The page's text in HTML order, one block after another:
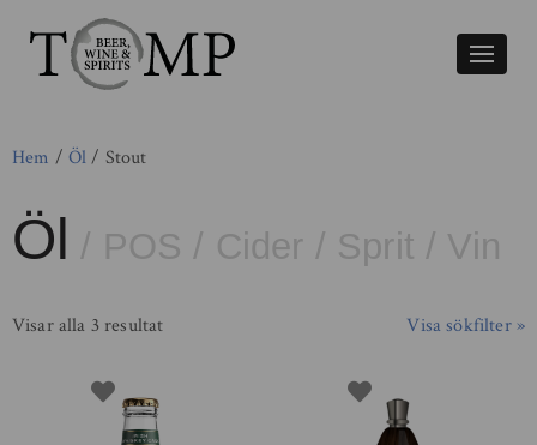
Växla
Hem / Öl/ Stout
Öl / POS / Cider / Sprit / Vin
Visa sökfilter »
Visar alla 3 resultat